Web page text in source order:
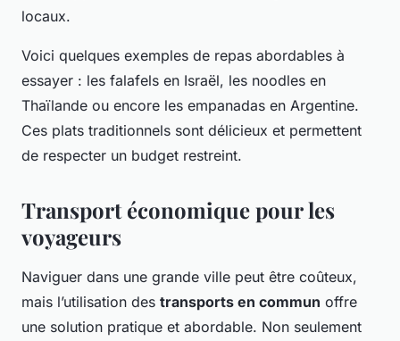
locaux.
Voici quelques exemples de repas abordables à
essayer : les falafels en Israël, les noodles en
Thaïlande ou encore les empanadas en Argentine.
Ces plats traditionnels sont délicieux et permettent
de respecter un budget restreint.
Transport économique pour les
voyageurs
Naviguer dans une grande ville peut être coûteux,
mais l’utilisation des transports en commun offre
une solution pratique et abordable. Non seulement